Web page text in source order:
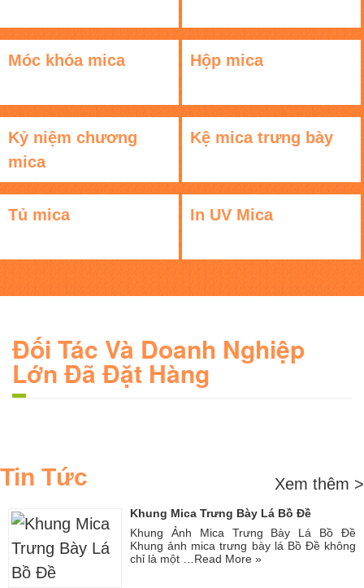
Móc khóa mica Hộp mica
Kỷ niệm chương
mica
Kệ mica trưng bày
Tủ mica In UV Mica
Đối Tác Và Doanh Nghiệp
Lớn Đã Đặt Hàng
Tin Tức Xem thêm >
Khung Mica Trưng Bày Lá Bồ Đề
Khung Ảnh Mica Trưng Bày Lá Bồ Đề
Khung ảnh mica trưng bày lá Bồ Đề không
chỉ là một … Read More »